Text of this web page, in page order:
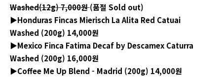
Washed(12g) 7,000원 (품절 Sold out)
▶Honduras Fincas Mierisch La Alita Red Catuai
Washed (200g) 14,000원
▶Mexico Finca Fatima Decaf by Descamex Caturra
Washed (200g) 16,000원
▶Coffee Me Up Blend - Madrid (200g) 14,000원